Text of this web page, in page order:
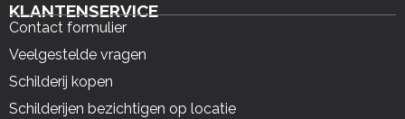
KLANTENSERVICE
Contact formulier
Veelgestelde vragen
Schilderij kopen
Schilderijen bezichtigen op locatie